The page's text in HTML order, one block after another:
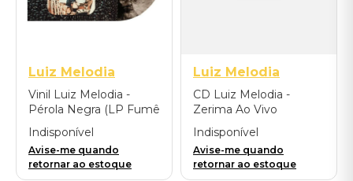
Luiz Melodia
Vinil Luiz Melodia -
Pérola Negra (LP Fumê
Translúcido)
Indisponível
Avise-me quando
retornar ao estoque
Luiz Melodia
CD Luiz Melodia -
Zerima Ao Vivo
Indisponível
Avise-me quando
retornar ao estoque